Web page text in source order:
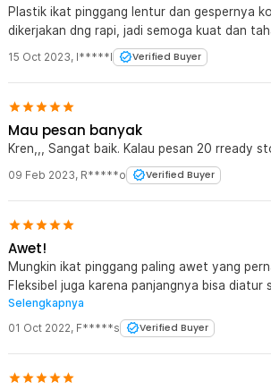
Plastik ikat pinggang lentur dan gespernya
dikerjakan dng rapi, jadi semoga kuat dan
15 Oct 2023, I*****l Verified Buyer
Mau pesan banyak
Kren,,, Sangat baik. Kalau pesan 20 rready
09 Feb 2023, R*****o Verified Buyer
Awet!
Mungkin ikat pinggang paling awet yang
Fleksibel juga karena panjangnya bisa diatur
tanpa harus bolong-bolongin lagi. Tips kalau ada celana yang
besinya itu gak masuk karena besinya
satu dilepas dulu terus tali ikat pinggangnya
Selengkapnya
01 Oct 2022, F*****s Verified Buyer